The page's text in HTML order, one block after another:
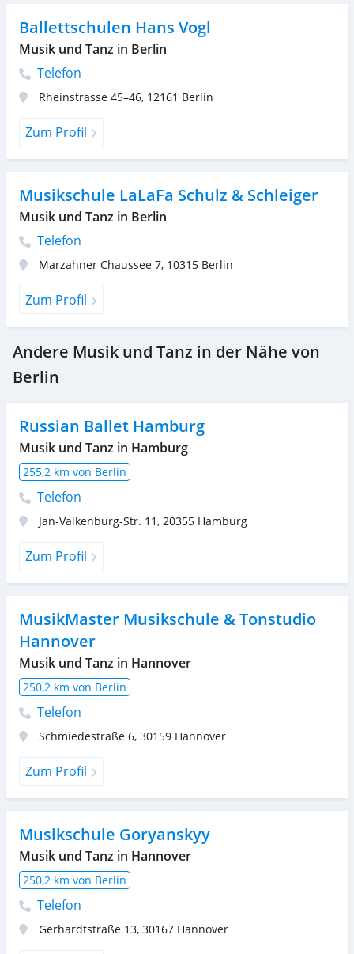
Ballettschulen Hans Vogl
Musik und Tanz in Berlin
Telefon
Rheinstrasse 45–46, 12161 Berlin
Zum Profil
Musikschule LaLaFa Schulz & Schleiger
Musik und Tanz in Berlin
Telefon
Marzahner Chaussee 7, 10315 Berlin
Zum Profil
Andere Musik und Tanz in der Nähe von
Berlin
Russian Ballet Hamburg
Musik und Tanz in Hamburg
255,2 km von Berlin
Telefon
Jan-Valkenburg-Str. 11, 20355 Hamburg
Zum Profil
MusikMaster Musikschule & Tonstudio
Hannover
Musik und Tanz in Hannover
250,2 km von Berlin
Telefon
Schmiedestraße 6, 30159 Hannover
Zum Profil
Musikschule Goryanskyy
Musik und Tanz in Hannover
250,2 km von Berlin
Telefon
Gerhardtstraße 13, 30167 Hannover